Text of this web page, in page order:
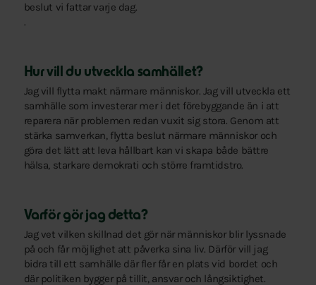
beslut vi fattar varje dag.
.
Hur vill du utveckla samhället?
Jag vill flytta makt närmare människor. Jag vill utveckla ett
samhälle som investerar mer i det förebyggande än i att
reparera när problemen redan vuxit sig stora. Genom att
stärka samverkan, flytta beslut närmare människor och
göra det lätt att leva hållbart kan vi skapa både bättre
hälsa, starkare demokrati och större framtidstro.
Varför gör jag detta?
Jag vet vilken skillnad det gör när människor blir lyssnade
på och får möjlighet att påverka sina liv. Därför vill jag
bidra till ett samhälle där fler får en plats vid bordet och
där politiken bygger på tillit, ansvar och långsiktighet.